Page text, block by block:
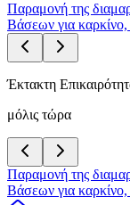
Παραμονή της
Βάσεων για καρκίνο,
Έκτακτη
μόλις τώρα
Παραμονή της
Βάσεων για καρκίνο,